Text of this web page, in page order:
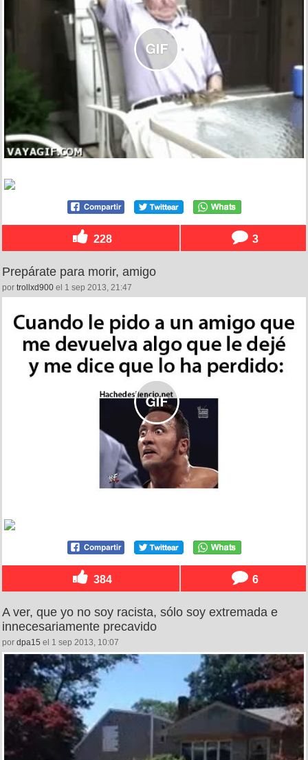
228 3
Prepárate para morir, amigo
por trollxd900 el 1 sep 2013, 21:47
384 6
A ver, que yo no soy racista, sólo soy extremada e
innecesariamente precavido
por dpa15 el 1 sep 2013, 10:07